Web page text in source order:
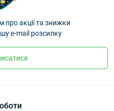
про акції та знижки
e-mail розсилку